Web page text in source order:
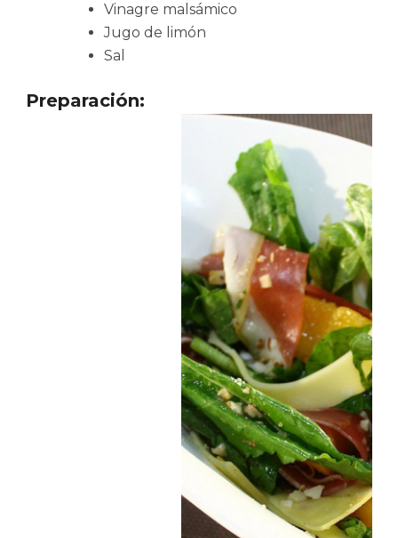
Vinagre malsámico
Jugo de limón
Sal
Preparación: